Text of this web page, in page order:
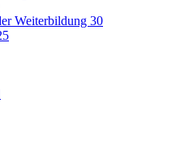
Weiterbildung 30